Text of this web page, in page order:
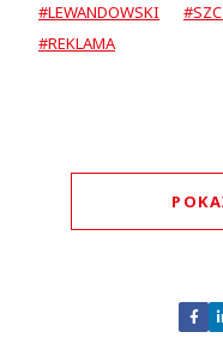
#LEWANDOWSKI
#REKLAMA
Nie
Zostaw